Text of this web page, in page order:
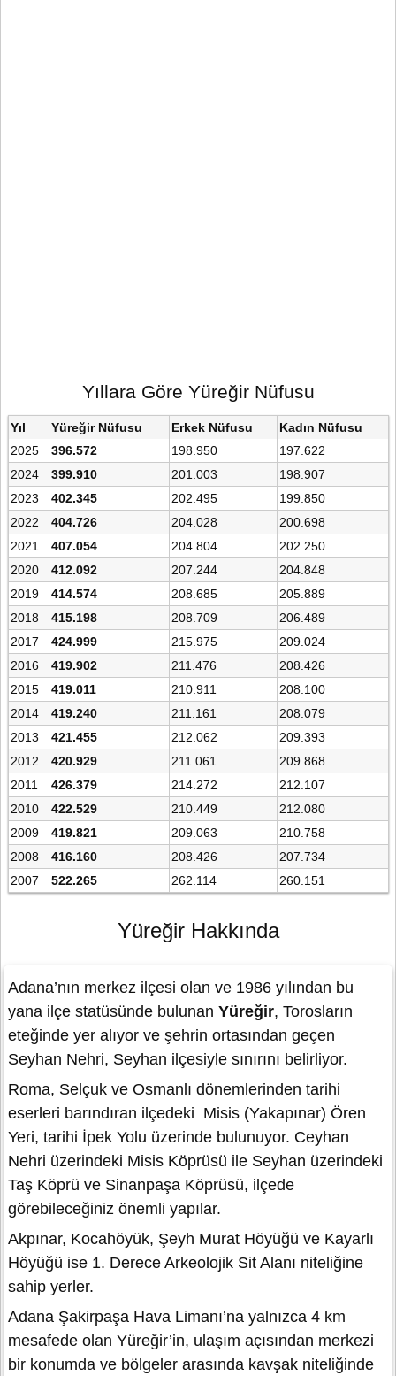
Yıllara Göre Yüreğir Nüfusu
Yıl Yüreğir Nüfusu Erkek Nüfusu
Kadın Nüfusu
2025
396.572 198.950
197.622
2024
399.910 201.003
198.907
2023
402.345 202.495
199.850
2022
404.726 204.028
200.698
2021
407.054 204.804
202.250
2020
412.092 207.244
204.848
2019
414.574 208.685
205.889
2018
415.198 208.709
206.489
2017
424.999 215.975
209.024
2016
419.902 211.476
208.426
2015
419.011 210.911
208.100
2014
419.240 211.161
208.079
2013
421.455 212.062
209.393
2012
420.929 211.061
209.868
2011
426.379 214.272
212.107
2010
422.529 210.449
212.080
2009
419.821 209.063
210.758
2008
416.160 208.426
207.734
2007
522.265 262.114 260.151
Yüreğir Hakkında
Adana’nın merkez ilçesi olan ve 1986 yılından bu
yana ilçe statüsünde bulunan Yüreğir, Torosların
eteğinde yer alıyor ve şehrin ortasından geçen
Seyhan Nehri, Seyhan ilçesiyle sınırını belirliyor.
Roma, Selçuk ve Osmanlı dönemlerinden tarihi
eserleri barındıran ilçedeki Misis (Yakapınar) Ören
Yeri, tarihi İpek Yolu üzerinde bulunuyor. Ceyhan
Nehri üzerindeki Misis Köprüsü ile Seyhan üzerindeki
Taş Köprü ve Sinanpaşa Köprüsü, ilçede
görebileceğiniz önemli yapılar.
Akpınar, Kocahöyük, Şeyh Murat Höyüğü ve Kayarlı
Höyüğü ise 1. Derece Arkeolojik Sit Alanı niteliğine
sahip yerler.
Adana Şakirpaşa Hava Limanı’na yalnızca 4 km
mesafede olan Yüreğir’in, ulaşım açısından merkezi
bir konumda ve bölgeler arasında kavşak niteliğinde